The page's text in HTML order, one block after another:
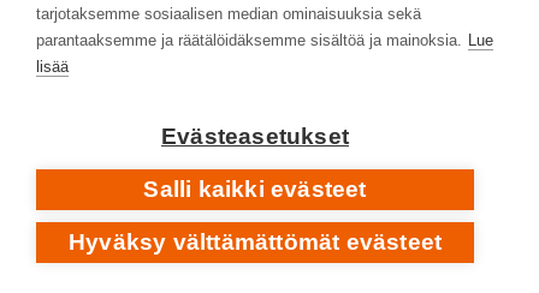
tarjotaksemme sosiaalisen median ominaisuuksia sekä
parantaaksemme ja räätälöidäksemme sisältöä ja mainoksia. Lue
lisää
Evästeasetukset
Salli kaikki evästeet
Hyväksy välttämättömät evästeet